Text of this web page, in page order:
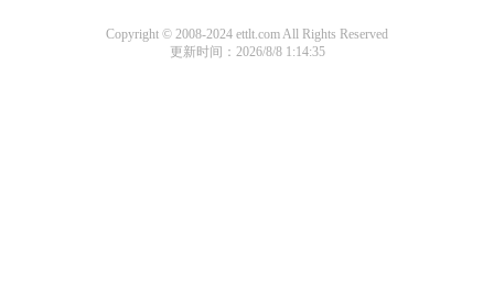
Copyright © 2008-2024 ettlt.com All Rights Reserved
更新时间：2026/8/8 1:14:35